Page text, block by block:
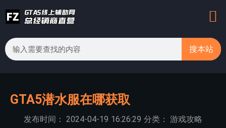
搜本站
GTA5潜水服在哪获取
发布时间： 2024-04-19 16:26:29 分类： 游戏攻略